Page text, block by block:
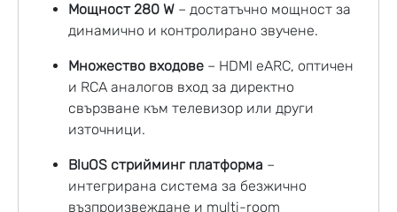
Мощност 280 W – достатъчно мощност за
динамично и контролирано звучене.
Множество входове – HDMI eARC, оптичен
и RCA аналогов вход за директно
свързване към телевизор или други
източници.
BluOS стрийминг платформа –
интегрирана система за безжично
възпроизвеждане и multi-room